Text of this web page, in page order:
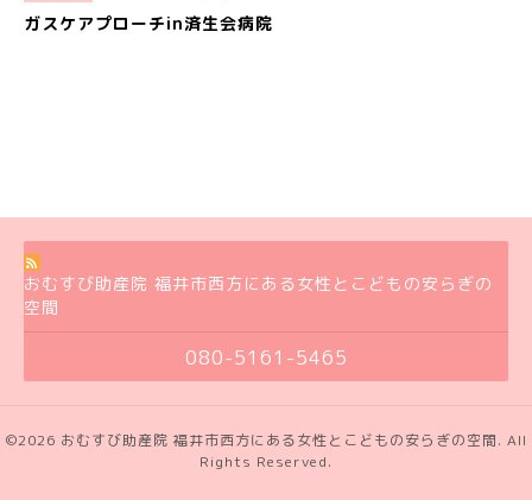
ガスケアプローチin済生会病院
おむすび助産院 福井市西方にある女性とこどもの安らぎの
空間
080-5161-5465
©2026 おむすび助産院 福井市西方にある女性とこどもの安らぎの空間. All
Rights Reserved.